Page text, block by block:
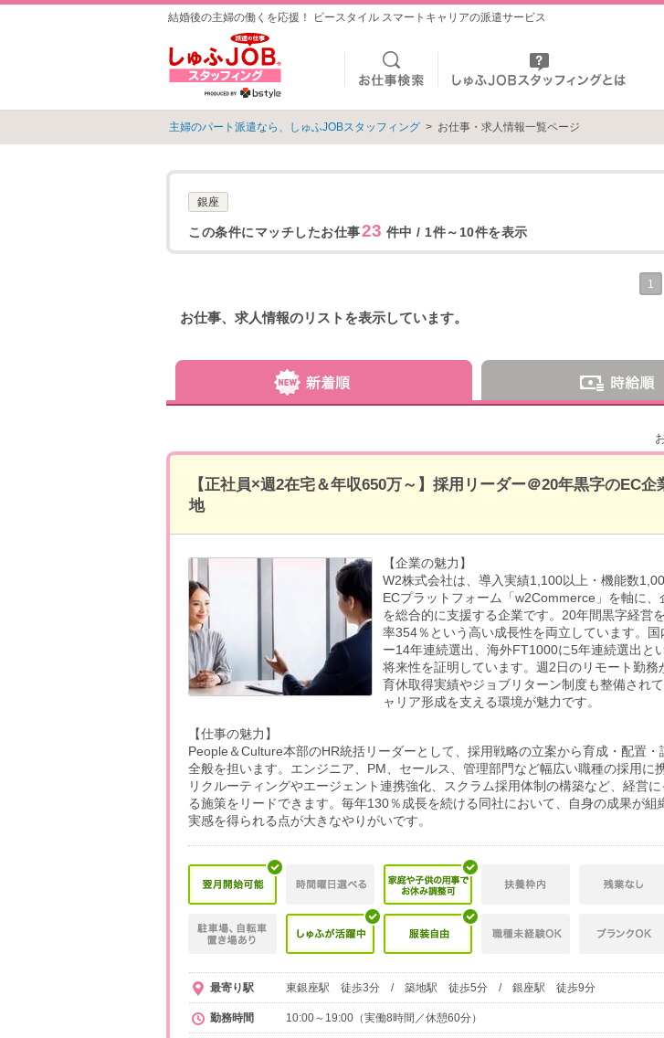
結婚後の主婦の働くを応援！ ビースタイル スマートキャリアの派遣サービス
主婦のパート派遣なら、しゅふJOBスタッフィング > お仕事・求人情報一覧ページ
銀座
この条件にマッチしたお仕事23 件中 / 1件～10件を表示
1
お仕事、求人情報のリストを表示しています。
【正社員×週2在宅＆年収650万～】採用リーダー＠20年黒字のEC企
地
【企業の魅力】
W2株式会社は、導入実績1,100以上・機能数
ECプラットフォーム「w2Commerce」を軸に、
を総合的に支援する企業です。20年間黒字経営
率354％という高い成長性を両立しています。国
ー14年連続選出、海外FT1000に5年連続選出と
将来性を証明しています。週2日のリモート勤務
育休取得実績やジョブリターン制度も整備され
ャリア形成を支える環境が魅力です。
【仕事の魅力】
People＆Culture本部のHR統括リーダーとして、採用戦略の立案から育成・配置・
全般を担います。エンジニア、PM、セールス、管理部門など幅広い職種の採用に
リクルーティングやエージェント連携強化、スクラム採用体制の構築など、経営に
る施策をリードできます。毎年130％成長を続ける同社において、自身の成果が組
実感を得られる点が大きなやりがいです。
最寄り駅 東銀座駅 徒歩3分 / 築地駅 徒歩5分 / 銀座駅 徒歩9分
勤務時間 10:00～19:00（実働8時間／休憩60分）